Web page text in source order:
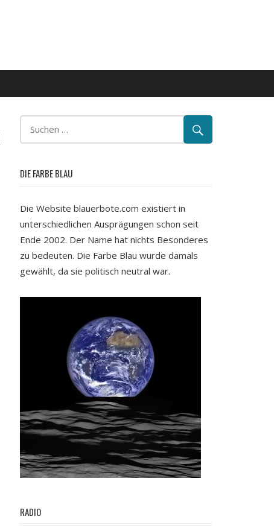
DIE FARBE BLAU
Die Website blauerbote.com existiert in
unterschiedlichen Ausprägungen schon seit
Ende 2002. Der Name hat nichts Besonderes
zu bedeuten. Die Farbe Blau wurde damals
gewählt, da sie politisch neutral war.
RADIO